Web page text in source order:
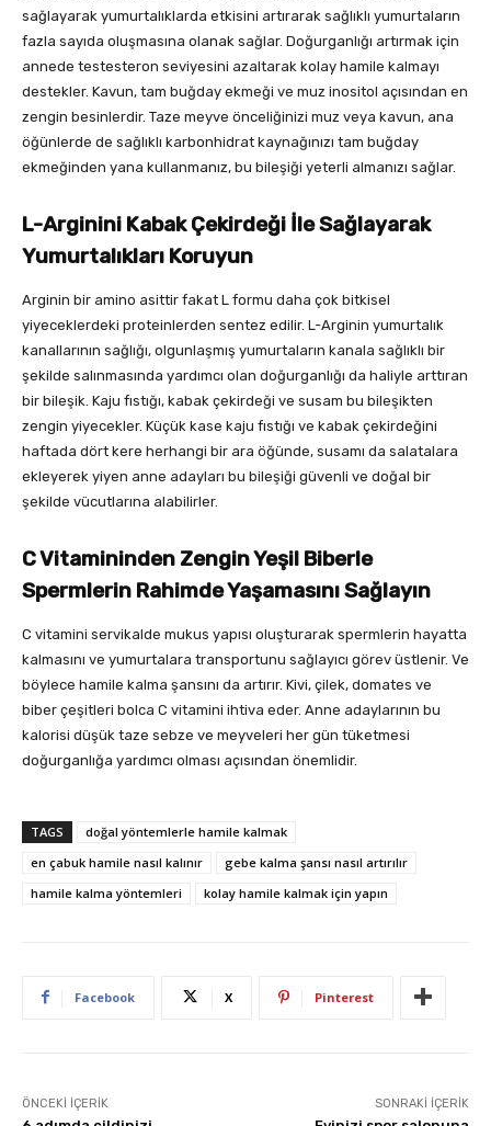
sağlayarak yumurtalıklarda etkisini artırarak sağlıklı yumurtaların
fazla sayıda oluşmasına olanak sağlar. Doğurganlığı artırmak için
annede testesteron seviyesini azaltarak kolay hamile kalmayı
destekler. Kavun, tam buğday ekmeği ve muz inositol açısından en
zengin besinlerdir. Taze meyve önceliğinizi muz veya kavun, ana
öğünlerde de sağlıklı karbonhidrat kaynağınızı tam buğday
ekmeğinden yana kullanmanız, bu bileşiği yeterli almanızı sağlar.
L-Arginini Kabak Çekirdeği İle Sağlayarak
Yumurtalıkları Koruyun
Arginin bir amino asittir fakat L formu daha çok bitkisel
yiyeceklerdeki proteinlerden sentez edilir. L-Arginin yumurtalık
kanallarının sağlığı, olgunlaşmış yumurtaların kanala sağlıklı bir
şekilde salınmasında yardımcı olan doğurganlığı da haliyle arttıran
bir bileşik. Kaju fıstığı, kabak çekirdeği ve susam bu bileşikten
zengin yiyecekler. Küçük kase kaju fıstığı ve kabak çekirdeğini
haftada dört kere herhangi bir ara öğünde, susamı da salatalara
ekleyerek yiyen anne adayları bu bileşiği güvenli ve doğal bir
şekilde vücutlarına alabilirler.
C Vitamininden Zengin Yeşil Biberle
Spermlerin Rahimde Yaşamasını Sağlayın
C vitamini servikalde mukus yapısı oluşturarak spermlerin hayatta
kalmasını ve yumurtalara transportunu sağlayıcı görev üstlenir. Ve
böylece hamile kalma şansını da artırır. Kivi, çilek, domates ve
biber çeşitleri bolca C vitamini ihtiva eder. Anne adaylarının bu
kalorisi düşük taze sebze ve meyveleri her gün tüketmesi
doğurganlığa yardımcı olması açısından önemlidir.
TAGS
doğal yöntemlerle hamile kalmak
en çabuk hamile nasıl kalınır
gebe kalma şansı nasıl artırılır
hamile kalma yöntemleri
kolay hamile kalmak için yapın
Facebook X Pinterest
ÖNCEKI İÇERIK SONRAKI İÇERIK